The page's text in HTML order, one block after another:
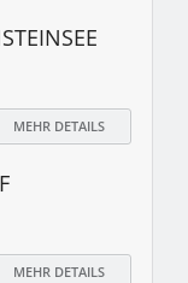
MEHR DETAILS
MEHR DETAILS